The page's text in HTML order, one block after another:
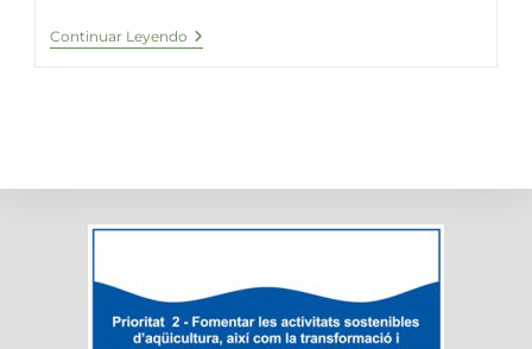
Continuar Leyendo Alivio
Natural:
Espirulina